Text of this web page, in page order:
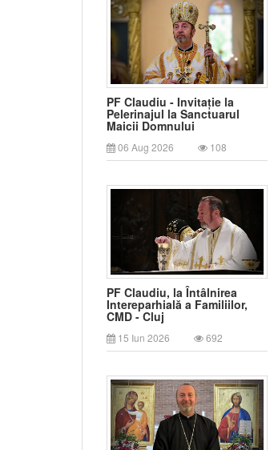
PF Claudiu - Invitație la
Pelerinajul la Sanctuarul
Maicii Domnului
06 Aug 2026 108
PF Claudiu, la Întâlnirea
Intereparhială a Familiilor,
CMD - Cluj
15 Iun 2026 692